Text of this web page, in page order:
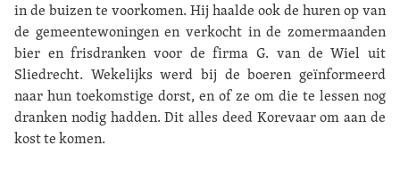
in de buizen te voorkomen. Hij haalde ook de huren op van
de gemeentewoningen en verkocht in de zomermaanden
bier en frisdranken voor de firma G. van de Wiel uit
Sliedrecht. Wekelijks werd bij de boeren geïnformeerd
naar hun toekomstige dorst, en of ze om die te lessen nog
dranken nodig hadden. Dit alles deed Korevaar om aan de
kost te komen.